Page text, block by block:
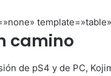
camino
de pS4 y de PC,